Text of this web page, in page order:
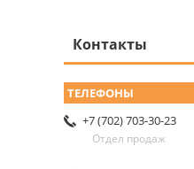
Контакты
+7 (702) 703-30-23
Отдел продаж